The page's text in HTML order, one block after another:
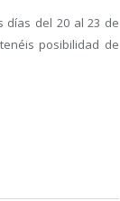
días del 20 al 23 de
posibilidad de